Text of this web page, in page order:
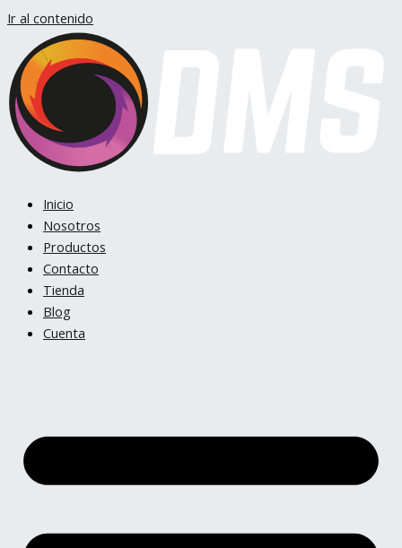
Ir al contenido
Inicio
Nosotros
Productos
Contacto
Tienda
Blog
Cuenta